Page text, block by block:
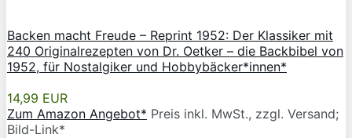
Backen macht Freude – Reprint 1952: Der Klassiker mit
240 Originalrezepten von Dr. Oetker – die Backbibel von
1952, für Nostalgiker und Hobbybäcker*innen*
14,99 EUR
Zum Amazon Angebot* Preis inkl. MwSt., zzgl. Versand;
Bild-Link*